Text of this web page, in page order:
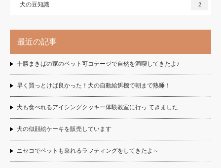
犬の豆知識 2
最近の記事
十勝まきばの家のペット可コテージで自然を満喫してきたよ♪
早く買っとけば良かった！犬の自動給餌機で朝まで熟睡！
犬も食べれるアイシングクッキー体験教室に行っ てきました
犬の似顔絵ケーキを販売しています
ニセコでペットも乗れるラフティングをしてきたよ～